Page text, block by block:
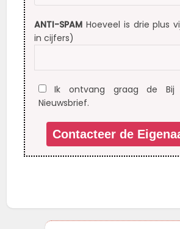
ANTI-SPAMHoeveel is drie plus
in cijfers)
Ik ontvang graag de Bij
Nieuwsbrief.